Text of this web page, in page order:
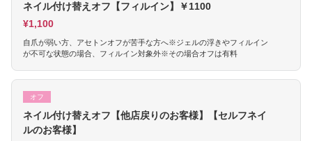
ネイル付け替えオフ【フィルイン】￥1100
¥1,100
自爪が弱い方、アセトンオフが苦手な方へ※ジェルの浮きやフィルイン
が不可な状態の場合、フィルイン対象外※その場合オフは有料
オフ
ネイル付け替えオフ【他店戻りのお客様】【セルフネイ
ルのお客様】